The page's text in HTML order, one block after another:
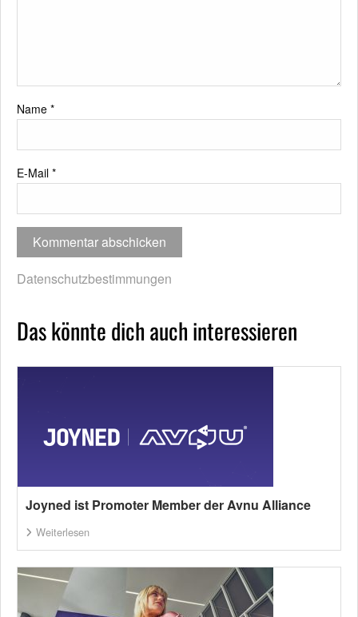
Name *
E-Mail *
Datenschutzbestimmungen
Das könnte dich auch interessieren
Joyned ist Promoter Member der Avnu Alliance
Weiterlesen